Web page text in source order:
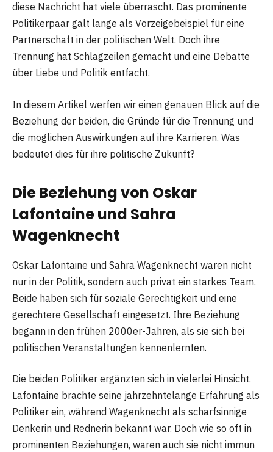
diese Nachricht hat viele überrascht. Das prominente
Politikerpaar galt lange als Vorzeigebeispiel für eine
Partnerschaft in der politischen Welt. Doch ihre
Trennung hat Schlagzeilen gemacht und eine Debatte
über Liebe und Politik entfacht.
In diesem Artikel werfen wir einen genauen Blick auf die
Beziehung der beiden, die Gründe für die Trennung und
die möglichen Auswirkungen auf ihre Karrieren. Was
bedeutet dies für ihre politische Zukunft?
Die Beziehung von Oskar
Lafontaine und Sahra
Wagenknecht
Oskar Lafontaine und Sahra Wagenknecht waren nicht
nur in der Politik, sondern auch privat ein starkes Team.
Beide haben sich für soziale Gerechtigkeit und eine
gerechtere Gesellschaft eingesetzt. Ihre Beziehung
begann in den frühen 2000er-Jahren, als sie sich bei
politischen Veranstaltungen kennenlernten.
Die beiden Politiker ergänzten sich in vielerlei Hinsicht.
Lafontaine brachte seine jahrzehntelange Erfahrung als
Politiker ein, während Wagenknecht als scharfsinnige
Denkerin und Rednerin bekannt war. Doch wie so oft in
prominenten Beziehungen, waren auch sie nicht immun